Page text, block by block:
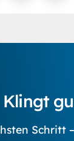
Klingt
Schritt